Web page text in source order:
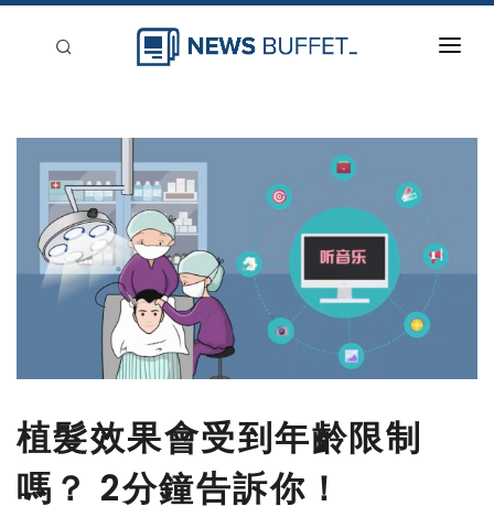
登入
刊登
植髮效果會受到年齡限制
嗎？ 2分鐘告訴你！